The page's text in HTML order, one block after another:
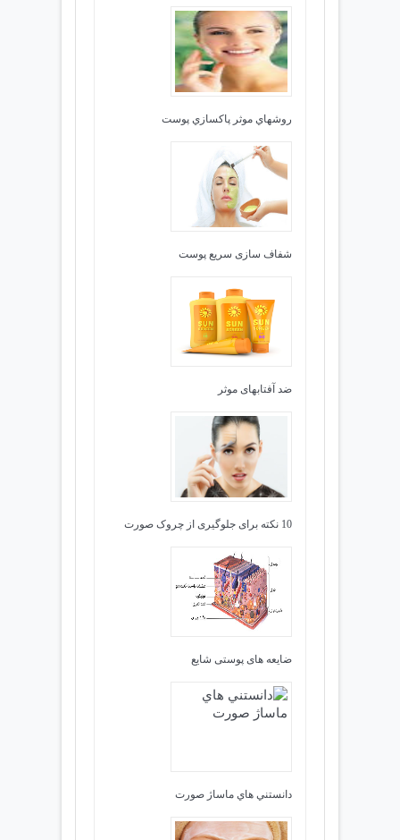
روشهاي موثر پاكسازي پوست
شفاف سازی سریع پوست
ضد آفتابهای موثر
10 نکته برای جلوگیری از چروک صورت
ضایعه های پوستی شایع
دانستني هاي ماساژ صورت